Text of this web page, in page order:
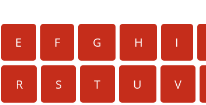
E F G H I
R S T U V